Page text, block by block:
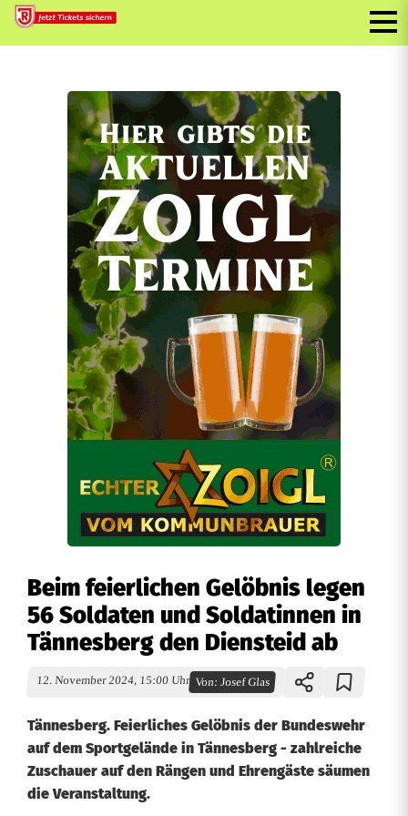
Beim feierlichen Gelöbnis legen
56 Soldaten und Soldatinnen in
Tännesberg den Diensteid ab
12. November 2024, 15:00 Uhr Von:Josef Glas
Tännesberg. Feierliches Gelöbnis der Bundeswehr
auf dem Sportgelände in Tännesberg - zahlreiche
Zuschauer auf den Rängen und Ehrengäste säumen
die Veranstaltung.